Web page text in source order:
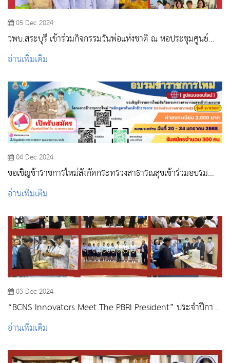
05 Dec 2024
วพบ.สระบุรี เข้าร่วมกิจกรรมวันพ่อแห่งชาติ ณ หอประชุมศูนย์
ราชการจังหวัดสระบุรี
อ่านเพิ่มเติม
04 Dec 2024
ขอเชิญข้าราชการใหม่สังกัดกระทรวงสาธารณสุขเข้าร่วมอบรม
โครงการปฐมนิเทศข้าราชการใหม่ “หลักสูตรต้นกล้า
ข้าราชการ” รุ่นที่ 2 /2568
อ่านเพิ่มเติม
03 Dec 2024
“BCNS Innovators Meet The PBRI President” ประจำปีการ
ศึกษา 2567 : นักศึกษา
อ่านเพิ่มเติม